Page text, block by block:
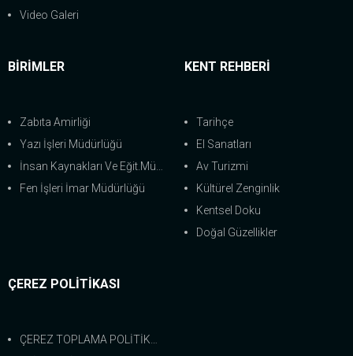
Video Galeri
BİRİMLER
Zabıta Amirliği
Yazı İşleri Müdürlüğü
İnsan Kaynakları Ve Eğit.Müdürlüğü
Fen İşleri İmar Müdürlüğü
KENT REHBERİ
Tarihçe
El Sanatları
Av Turizmi
Kültürel Zenginlik
Kentsel Doku
Doğal Güzellikler
ÇEREZ POLİTİKASI
ÇEREZ TOPLAMA POLİTİKASI